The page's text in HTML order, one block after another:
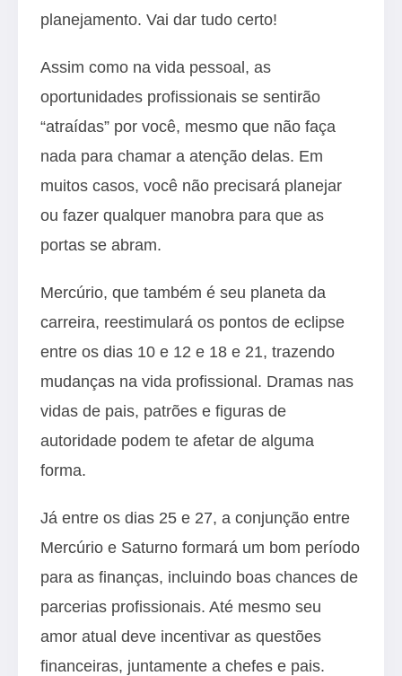
planejamento. Vai dar tudo certo!
Assim como na vida pessoal, as
oportunidades profissionais se sentirão
“atraídas” por você, mesmo que não faça
nada para chamar a atenção delas. Em
muitos casos, você não precisará planejar
ou fazer qualquer manobra para que as
portas se abram.
Mercúrio, que também é seu planeta da
carreira, reestimulará os pontos de eclipse
entre os dias 10 e 12 e 18 e 21, trazendo
mudanças na vida profissional. Dramas nas
vidas de pais, patrões e figuras de
autoridade podem te afetar de alguma
forma.
Já entre os dias 25 e 27, a conjunção entre
Mercúrio e Saturno formará um bom período
para as finanças, incluindo boas chances de
parcerias profissionais. Até mesmo seu
amor atual deve incentivar as questões
financeiras, juntamente a chefes e pais.